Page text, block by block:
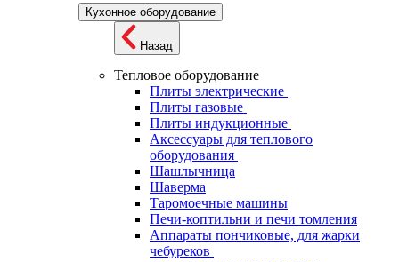
Кухонное оборудование
Назад
Тепловое оборудование
Плиты электрические
Плиты газовые
Плиты индукционные
Аксессуары для теплового
оборудования
Шашлычница
Шаверма
Таромоечные машины
Печи-коптильни и печи томления
Аппараты пончиковые, для жарки
чебуреков